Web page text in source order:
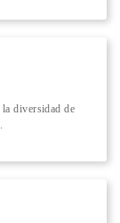
, la diversidad de